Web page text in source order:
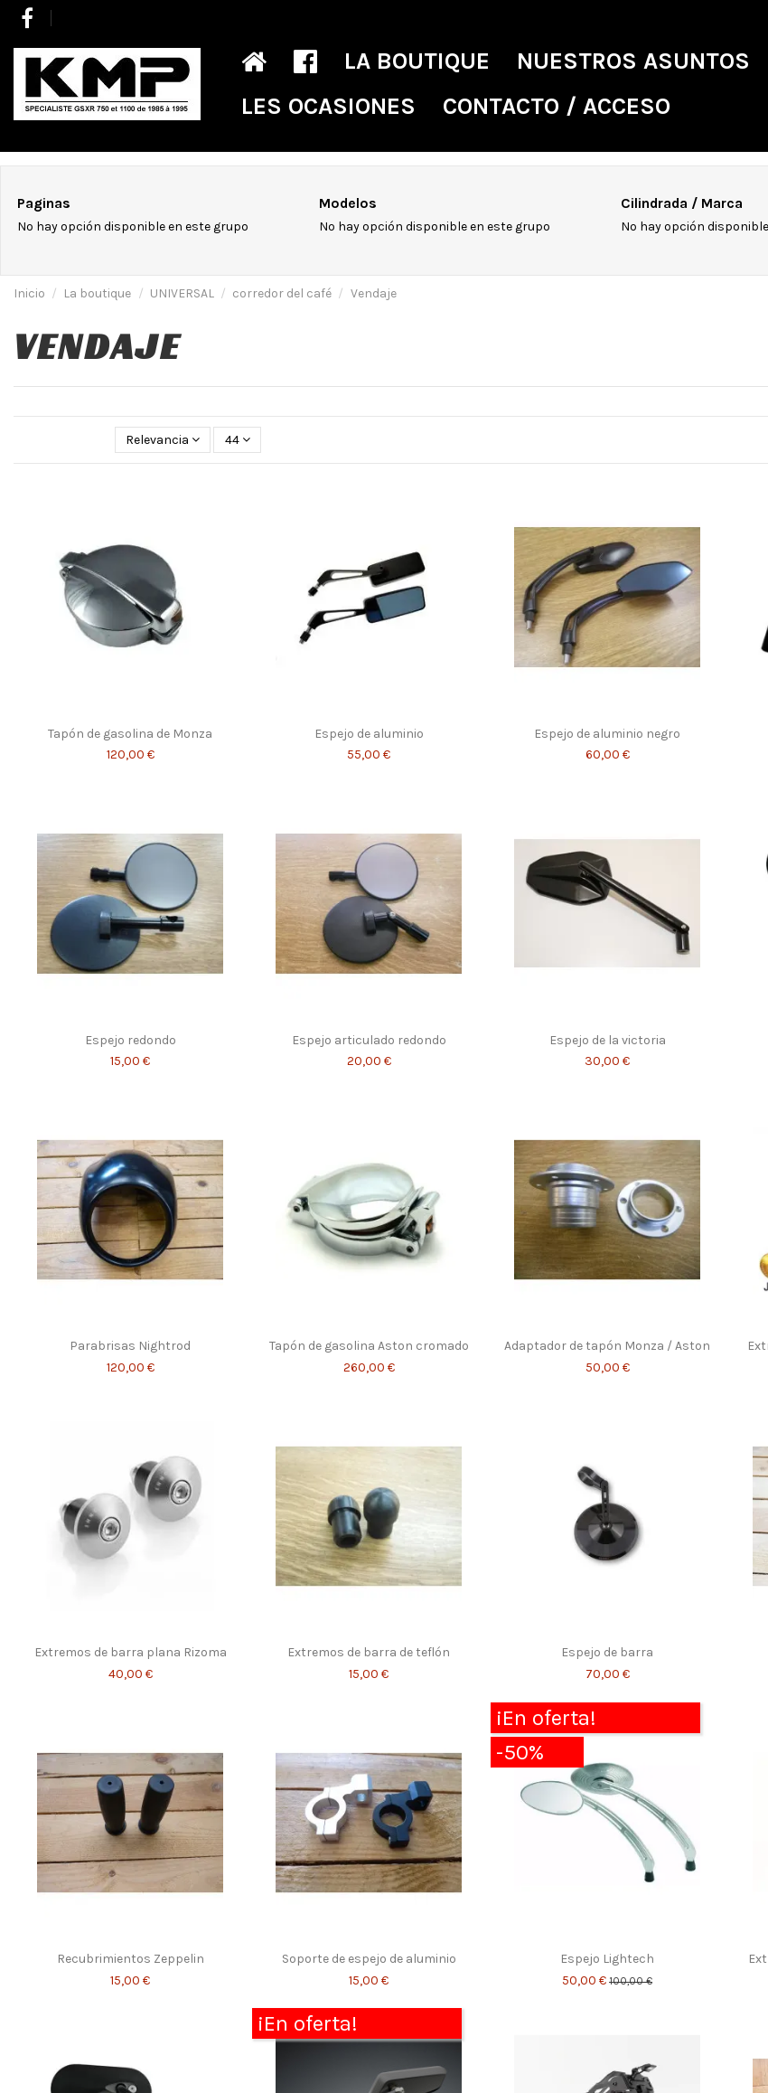
LA BOUTIQUE
NUESTROS ASUNTOS
LES OCASIONES
CONTACTO / ACCESO
Paginas
No hay opción disponible en este grupo
Modelos
No hay opción disponible en este grupo
Cilindrada / Marca
No hay opción
Inicio La boutique UNIVERSAL corredor del café Vendaje
VENDAJE
Relevancia 44
Tapón de gasolina de Monza
120,00 €
Espejo de aluminio
55,00 €
Espejo de aluminio negro
60,00 €
Espejo redondo
15,00 €
Espejo articulado redondo
20,00 €
Espejo de la victoria
30,00 €
Parabrisas Nightrod
120,00 €
Tapón de gasolina Aston cromado
260,00 €
Adaptador de tapón Monza / Aston
50,00 €
Extremos de barra plana Rizoma
40,00 €
Extremos de barra de teflón
15,00 €
Espejo de barra
70,00 €
Recubrimientos Zeppelin
15,00 €
Soporte de espejo de aluminio
15,00 €
¡En oferta!
-50%
Espejo Lightech
50,00 € 100,00 €
¡En oferta!